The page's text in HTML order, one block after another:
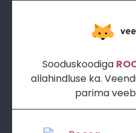
Sooduskoodiga
allahindluse ka.
parima